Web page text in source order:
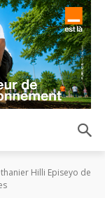
Hilli Episeyo de